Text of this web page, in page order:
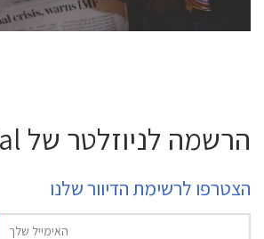
הרשמה לניוזלטר של ChiPortal
הצטרפו לרשימת הדיוור שלנו